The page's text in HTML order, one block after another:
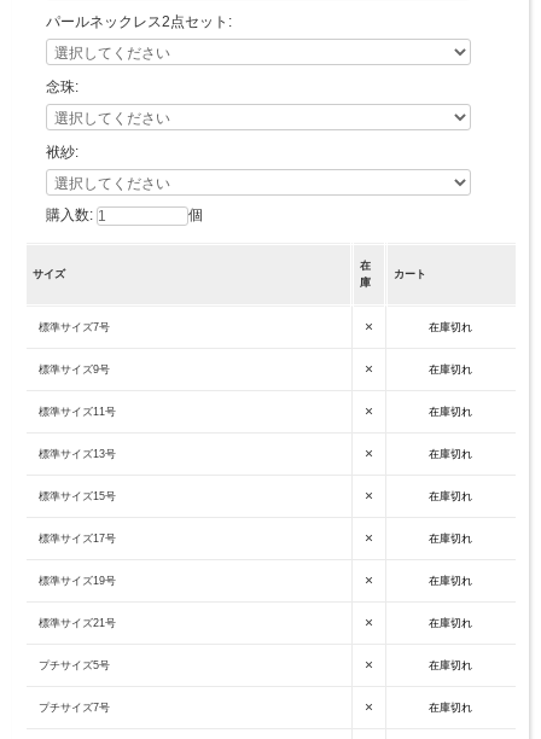
パールネックレス2点セット:
念珠:
袱紗:
購入数: 個
サイズ
在
庫
カート
標準サイズ7号 × 在庫切れ
標準サイズ9号 × 在庫切れ
標準サイズ11号 × 在庫切れ
標準サイズ13号 × 在庫切れ
標準サイズ15号 × 在庫切れ
標準サイズ17号 × 在庫切れ
標準サイズ19号 × 在庫切れ
標準サイズ21号 × 在庫切れ
プチサイズ5号 × 在庫切れ
プチサイズ7号 × 在庫切れ